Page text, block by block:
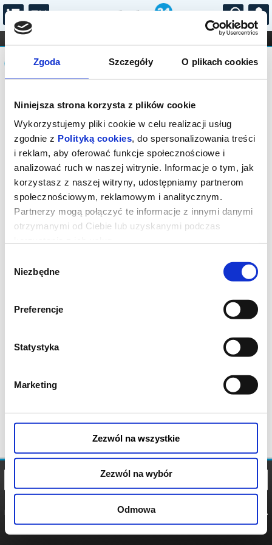
Zgoda Szczegóły O plikach cookies
Niniejsza strona korzysta z plików cookie
Wykorzystujemy pliki cookie w celu realizacji usług
zgodnie z Polityką cookies, do spersonalizowania treści
i reklam, aby oferować funkcje społecznościowe i
analizować ruch w naszej witrynie. Informacje o tym, jak
korzystasz z naszej witryny, udostępniamy partnerom
społecznościowym, reklamowym i analitycznym.
Partnerzy mogą połączyć te informacje z innymi danymi
otrzymanymi od Ciebie lub uzyskanymi podczas
zgody
Niezbędne
Preferencje
Statystyka
Marketing
Zezwól na wszystkie
Zezwól na wybór
Odmowa
...
FILHARMONIA OPERA I BALET
STAND-UP
DLA DZIECI
Komunikat
Sprzedaż biletów on-line na wydarzenie
została zakończona.
POLITYKA
POLITYKA